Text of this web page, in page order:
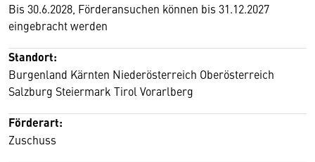
Bis 30.6.2028, Förderansuchen können bis 31.12.2027
eingebracht werden
Standort:
Burgenland Kärnten Niederösterreich Oberösterreich
Salzburg Steiermark Tirol Vorarlberg
Förderart:
Zuschuss